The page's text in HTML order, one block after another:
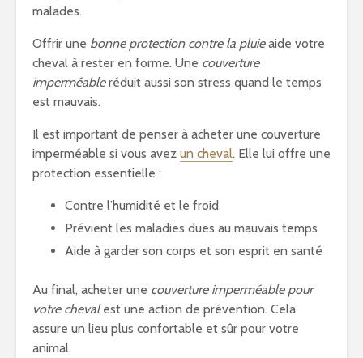
malades.
Offrir une bonne protection contre la pluieaide votre
cheval à rester en forme. Une couverture
imperméableréduit aussi son stress quand le temps
est mauvais.
Il est important de penser à acheter une couverture
imperméable si vous avez un cheval. Elle lui offre une
protection essentielle :
Contre l’humidité et le froid
Prévient les maladies dues au mauvais temps
Aide à garder son corps et son esprit en santé
Au final, acheter une couverture imperméable pour
votre chevalest une action de prévention. Cela
assure un lieu plus confortable et sûr pour votre
animal.